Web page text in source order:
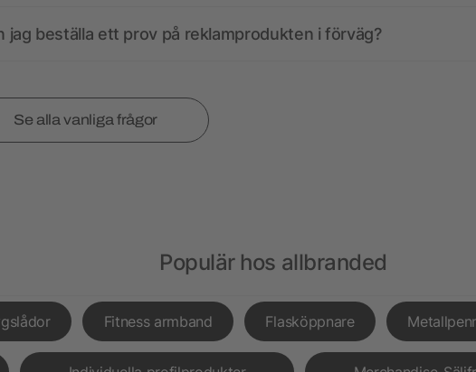
jag beställa ett prov på reklamprodukten i förväg?
Se alla vanliga frågor
Populär hos allbranded
Fitness armband Flasköppnare